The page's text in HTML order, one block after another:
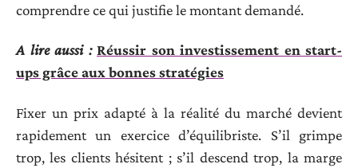
comprendre ce qui justifie le montant demandé.
A lire aussi : Réussir son investissement en start-
ups grâce aux bonnes stratégies
Fixer un prix adapté à la réalité du marché devient
rapidement un exercice d’équilibriste. S’il grimpe
trop, les clients hésitent ; s’il descend trop, la marge